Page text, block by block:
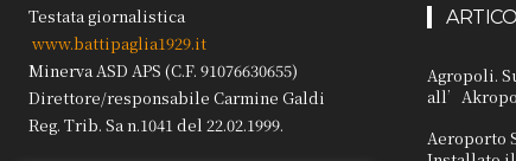
Testata giornalistica
www.battipaglia1929.it
Minerva ASD APS (C.F. 91076630655)
Direttore/responsabile Carmine Galdi
Reg. Trib. Sa n.1041 del 22.02.1999.
Agropoli.
Aeroporto